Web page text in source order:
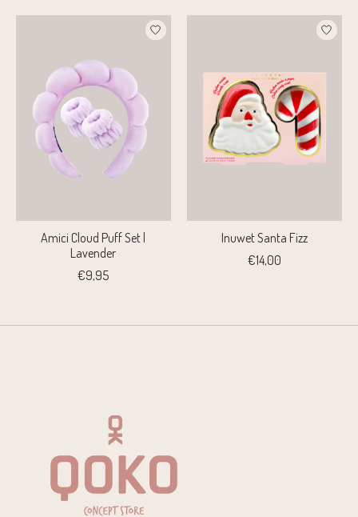
Amici Cloud Puff Set |
Lavender
€9,95
Inuwet Santa Fizz
€14,00